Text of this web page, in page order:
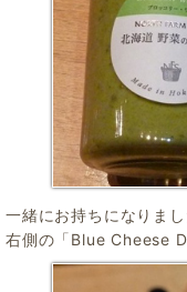
一緒にお持ちになりまし
右側の「Blue Cheese